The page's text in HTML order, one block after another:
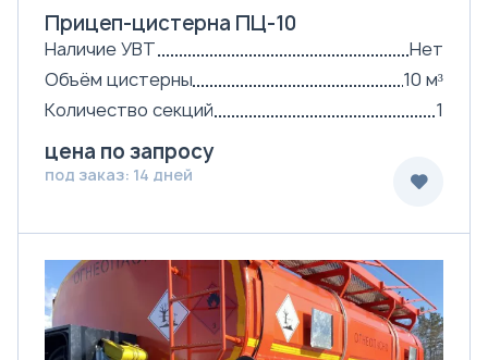
Прицеп-цистерна ПЦ-10
Наличие УВТ
Нет
Объём цистерны
10 м³
Количество секций
1
цена по запросу
под заказ: 14 дней